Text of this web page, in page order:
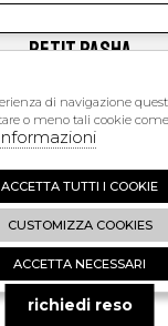
PETIT PASHA
EXTRA
09423341214 Powered by
Zucchetti
richiedi reso
di navigazione
o meno tali cookie
ACCETTA TUTTI I COOKIE
CUSTOMIZZA COOKIES
ACCETTA NECESSARI